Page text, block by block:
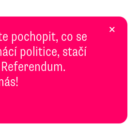
pochopit, co se
politice, stačí
×